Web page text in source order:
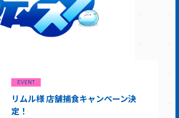
EVENT
リムル様 店舗捕食キャンペーン決
定！